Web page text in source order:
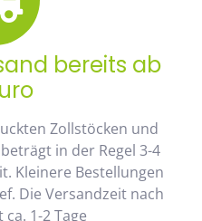
bereits ab
Zollstöcken und
in der Regel 3-4
Kleinere Bestellungen
Die Versandzeit nach
1-2 Tage